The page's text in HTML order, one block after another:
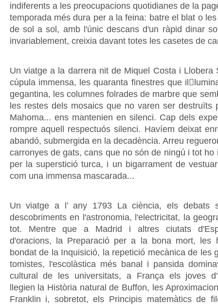
indiferents a les preocupacions quotidianes de la
temporada més dura per a la feina: batre el blat o
de sol a sol, amb l'únic descans d'un ràpid dinar
invariablement, creixia davant totes les casetes de
Un viatge a la darrera nit de Miquel Costa i Llobera
cúpula immensa, les quaranta finestres que
gegantina, les columnes folrades de marbre que
les restes dels mosaics que no varen ser destruïts
Mahoma... ens mantenien en silenci. Cap dels
rompre aquell respectuós silenci. Havíem deixat
abandó, submergida en la decadència. Arreu
carronyes de gats, cans que no són de ningú i tot ho
per la superstició turca, i un bigarrament de
com una immensa mascarada...
Un viatge a l’ any 1793 La ciència, els debats
descobriments en l'astronomia, l'electricitat, la
tot. Mentre que a Madrid i altres ciutats
d'oracions, la Preparació per a la bona mort, les
bondat de la Inquisició, la repetició mecànica de les
tomistes, l'escolàstica més banal i pansida
cultural de les universitats, a França els joves
llegien la Història natural de Buffon, les
Franklin i, sobretot, els Principis matemàtics de